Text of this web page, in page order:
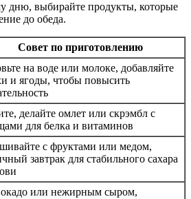
дню, выбирайте продукты, которые
до обеда.
Совет по приготовлению
на воде или молоке, добавляйте
и ягоды, чтобы повысить
делайте омлет или скрэмбл с
для белка и витаминов
с фруктами или медом,
завтрак для стабильного сахара
или нежирным сыром,